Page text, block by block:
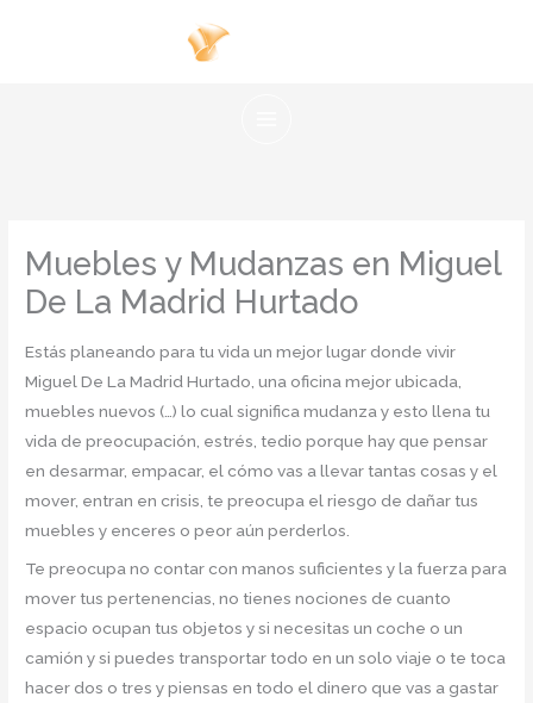
Muebles y Mudanzas en Miguel
De La Madrid Hurtado
Estás planeando para tu vida un mejor lugar donde vivir
Miguel De La Madrid Hurtado, una oficina mejor ubicada,
muebles nuevos (…) lo cual significa mudanza y esto llena tu
vida de preocupación, estrés, tedio porque hay que pensar
en desarmar, empacar, el cómo vas a llevar tantas cosas y el
mover, entran en crisis, te preocupa el riesgo de dañar tus
muebles y enceres o peor aún perderlos.
Te preocupa no contar con manos suficientes y la fuerza para
mover tus pertenencias, no tienes nociones de cuanto
espacio ocupan tus objetos y si necesitas un coche o un
camión y si puedes transportar todo en un solo viaje o te toca
hacer dos o tres y piensas en todo el dinero que vas a gastar